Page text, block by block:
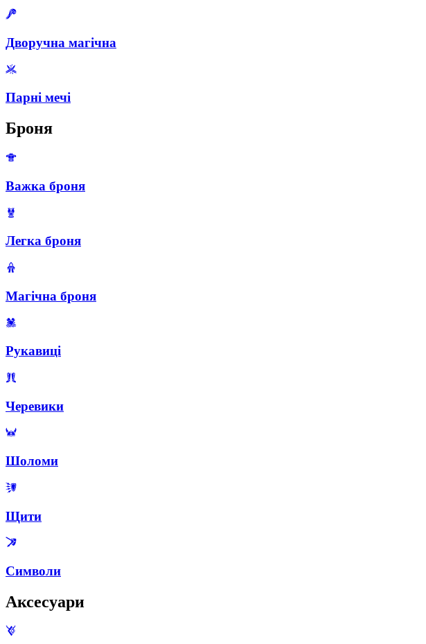
Дворучна магічна
Парні мечі
Броня
Важка броня
Легка броня
Магічна броня
Рукавиці
Черевики
Шоломи
Щити
Символи
Аксесуари